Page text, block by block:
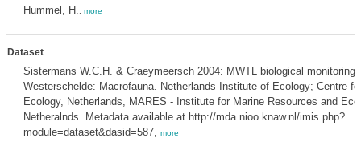
Hummel, H. more
Dataset
Sistermans W.C.H. & Craeymeersch 2004: MWTL biological monitoring
Westerschelde: Macrofauna. Netherlands Institute of Ecology; Centre
Ecology, Netherlands, MARES - Institute for Marine Resources and
Netheralnds. Metadata available at http://mda.nioo.knaw.nl/imis.php?
module=dataset&dasid=587, more